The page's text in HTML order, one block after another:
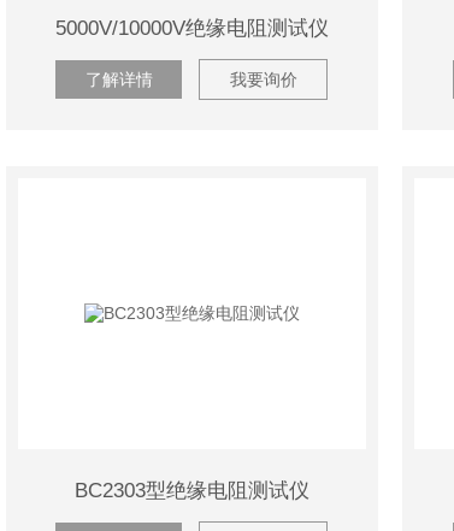
5000V/10000V绝缘电阻测试仪
了解详情 我要询价
BC2303型绝缘电阻测试仪